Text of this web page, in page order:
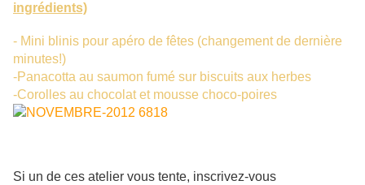
ingrédients)
- Mini blinis pour apéro de fêtes (changement de dernière
minutes!)
-Panacotta au saumon fumé sur biscuits aux herbes
-Corolles au chocolat et mousse choco-poires
Si un de ces atelier vous tente, inscrivez-vous